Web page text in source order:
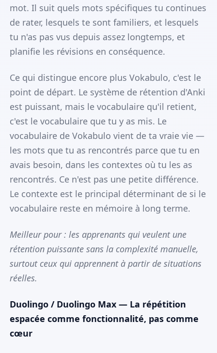
mot. Il suit quels mots spécifiques tu continues
de rater, lesquels te sont familiers, et lesquels
tu n'as pas vus depuis assez longtemps, et
planifie les révisions en conséquence.
Ce qui distingue encore plus Vokabulo, c'est le
point de départ. Le système de rétention d'Anki
est puissant, mais le vocabulaire qu'il retient,
c'est le vocabulaire que tu y as mis. Le
vocabulaire de Vokabulo vient de ta vraie vie —
les mots que tu as rencontrés parce que tu en
avais besoin, dans les contextes où tu les as
rencontrés. Ce n'est pas une petite différence.
Le contexte est le principal déterminant de si le
vocabulaire reste en mémoire à long terme.
Meilleur pour : les apprenants qui veulent une
rétention puissante sans la complexité manuelle,
surtout ceux qui apprennent à partir de situations
réelles.
Duolingo / Duolingo Max — La répétition
espacée comme fonctionnalité, pas comme
cœur